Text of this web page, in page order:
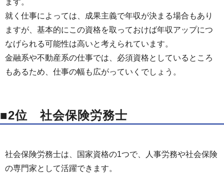
就く仕事によっては、成果主義で年収が決まる場合もあり
ますが、基本的にこの資格を取っておけば年収アップにつ
なげられる可能性は高いと考えられています。
金融系や不動産系の仕事では、必須資格としているところ
もあるため、仕事の幅も広がっていくでしょう。
■2位 社会保険労務士
社会保険労務士は、国家資格の1つで、人事労務や社会保険
の専門家として活躍できます。